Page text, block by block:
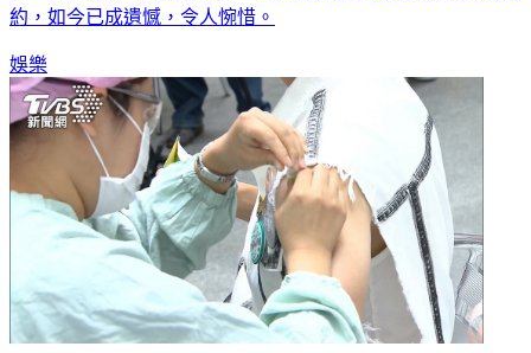
約，如今已成遺憾，令人惋惜。
娛樂